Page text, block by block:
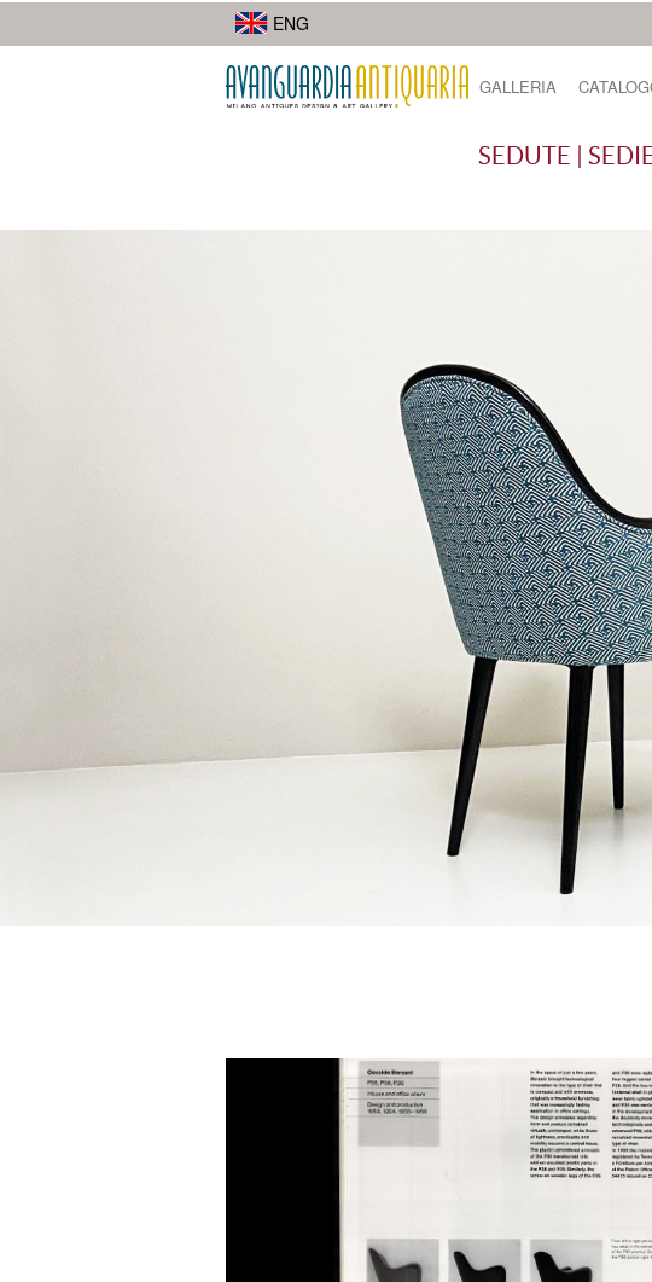
I suoi lavori di street photography mostrano la diversità della città.
ENG
GALLERIA
SEDUTE |